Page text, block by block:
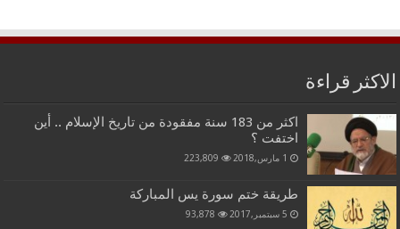
الاكثر قراءة
اكثر من 183 سنة مفقودة من تاريخ الإسلام .. أين
اختفت ؟
1 مارس,2018 223,809
طريقة ختم سورة يس المباركة
5 سبتمبر,2017 93,878